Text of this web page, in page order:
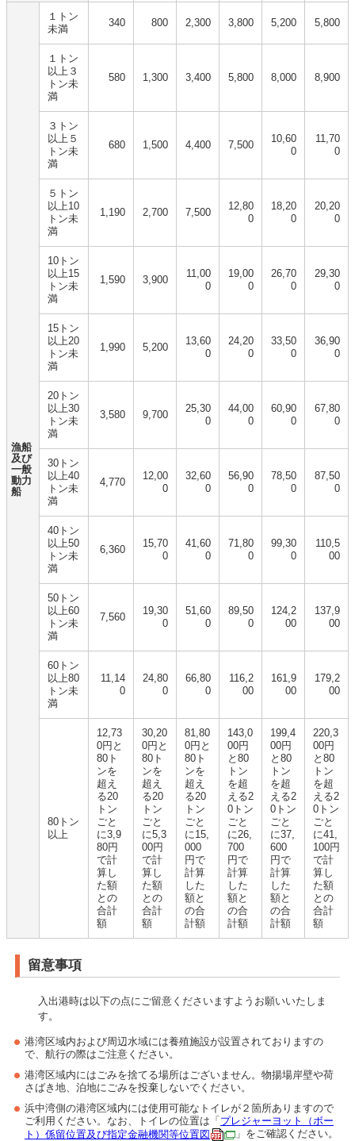
漁船
及び
一般
動力
船
１トン
未満
340 800 2,300 3,800 5,200 5,800
１トン
以上３
トン未
満
580 1,300 3,400 5,800 8,000 8,900
３トン
以上５
トン未
満
680 1,500 4,400 7,500
10,60
0
11,70
0
５トン
以上10
トン未
満
1,190 2,700 7,500
12,80
0
18,20
0
20,20
0
10トン
以上15
トン未
満
1,590 3,900
11,00
0
19,00
0
26,70
0
29,30
0
15トン
以上20
トン未
満
1,990 5,200
13,60
0
24,20
0
33,50
0
36,90
0
20トン
以上30
トン未
満
3,580 9,700
25,30
0
44,00
0
60,90
0
67,80
0
30トン
以上40
トン未
満
4,770
12,00
0
32,60
0
56,90
0
78,50
0
87,50
0
40トン
以上50
トン未
満
6,360
15,70
0
41,60
0
71,80
0
99,30
0
110,5
00
50トン
以上60
トン未
満
7,560
19,30
0
51,60
0
89,50
0
124,2
00
137,9
00
60トン
以上80
トン未
満
11,14
0
24,80
0
66,80
0
116,2
00
161,9
00
179,2
00
80トン
以上
12,73
0円と
80ト
ンを
超え
る20
トン
ごと
に3,9
80円
で計
算し
た額
との
合計
額
30,20
0円と
80ト
ンを
超え
る20
トン
ごと
に5,3
00円
で計
算し
た額
との
合計
額
81,80
0円と
80ト
ンを
超え
る20
トン
ごと
に15,
000
円で
計算
した
額と
の合
計額
143,0
00円
と80
トン
を超
える2
0トン
ごと
に26,
700
円で
計算
した
額と
の合
計額
199,4
00円
と80
トン
を超
える2
0トン
ごと
に37,
600
円で
計算
した
額と
の合
計額
220,3
00円
と80
トン
を超
える2
0トン
ごと
に41,
100円
で計
算し
た額
との
合計
額
留意事項
入出港時は以下の点にご留意くださいますようお願いいたしま
す。
港湾区域内および周辺水域には養殖施設が設置されておりますの
で、航行の際はご注意ください。
港湾区域内にはごみを捨てる場所はございません。物揚場岸壁や荷
さばき地、泊地にごみを投棄しないでください。
浜中湾側の港湾区域内には使用可能なトイレが２箇所ありますので
ご利用ください。なお、トイレの位置は「 プレジャーヨット（ボー
ト）係留位置及び指定金融機関等位置図
」をご確認ください。